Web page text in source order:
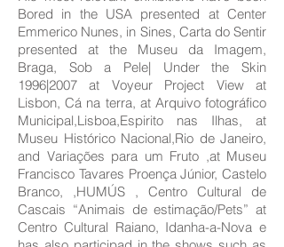
Bored in the USA presented at Center
Emmerico Nunes, in Sines, Carta do Sentir
presented at the Museu da Imagem,
Braga, Sob a Pele| Under the Skin
1996|2007 at Voyeur Project View at
Lisbon, Cá na terra, at Arquivo fotográfico
Municipal,Lisboa,Espirito nas Ilhas, at
Museu Histórico Nacional,Rio de Janeiro,
and Variações para um Fruto ,at Museu
Francisco Tavares Proença Júnior, Castelo
Branco, ,HUMÚS , Centro Cultural de
Cascais “Animais de estimação/Pets” at
Centro Cultural Raiano, Idanha-a-Nova e